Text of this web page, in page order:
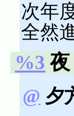
次年
全然
%3 夜
@ 夕